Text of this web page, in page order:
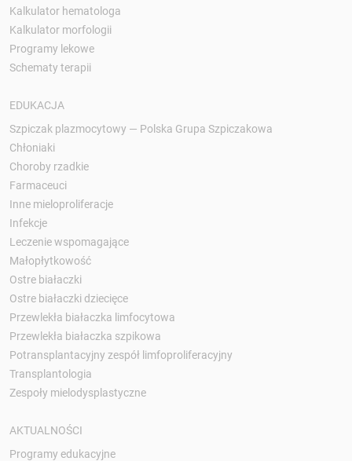
Kalkulator hematologa
Kalkulator morfologii
Programy lekowe
Schematy terapii
EDUKACJA
Szpiczak plazmocytowy — Polska Grupa Szpiczakowa
Chłoniaki
Choroby rzadkie
Farmaceuci
Inne mieloproliferacje
Infekcje
Leczenie wspomagające
Małopłytkowość
Ostre białaczki
Ostre białaczki dziecięce
Przewlekła białaczka limfocytowa
Przewlekła białaczka szpikowa
Potransplantacyjny zespół limfoproliferacyjny
Transplantologia
Zespoły mielodysplastyczne
AKTUALNOŚCI
Programy edukacyjne